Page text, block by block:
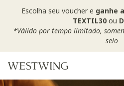
Escolha seu voucher e ganhe
TEXTIL30 ou
*Válido por tempo limitado,
selo